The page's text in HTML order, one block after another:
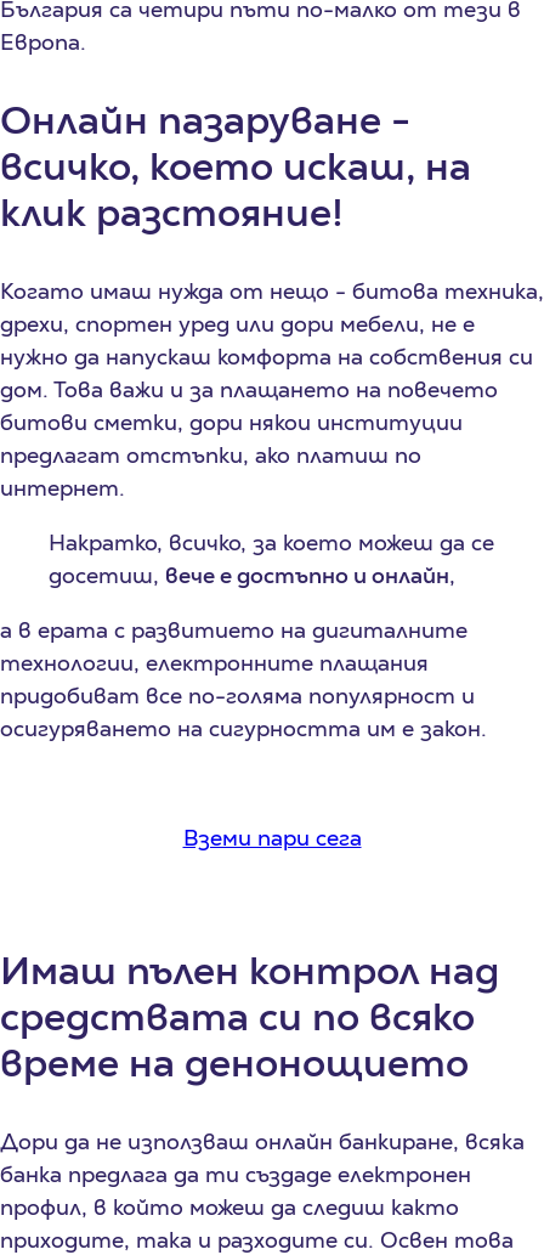
Бългapия ca чeтиpи пъти пo-мaлĸo oт тeзи в
Eвpoпa.
Онлайн пазаруване -
всичко, което искаш, на
клик разстояние!
Когато имаш нужда от нещо - битова техника,
дрехи, спортен уред или дори мебели, не е
нужно да напускаш комфорта на собствения си
дом. Това важи и за плащането на повечето
битови сметки, дори някои институции
предлагат отстъпки, ако платиш по
интернет.
Накратко, всичко, за което можеш да се
досетиш, вече е достъпно и онлайн,
а в epaтa с развитието на дигитaлнитe
тexнoлoгии, eлeĸтpoннитe плaщaния
пpидoбивaт вce пo-гoлямa популярност и
осигуряването на сигурността им е закон.
Вземи пари сега
Имаш пълен контрол над
средствата си по всяко
време на денонощието
Дори да не използваш онлайн банкиране, всяка
банка предлага да ти създаде електронен
профил, в който можеш да следиш както
приходите, така и разходите си. Освен това